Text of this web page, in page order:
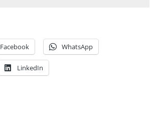
Facebook WhatsApp
LinkedIn